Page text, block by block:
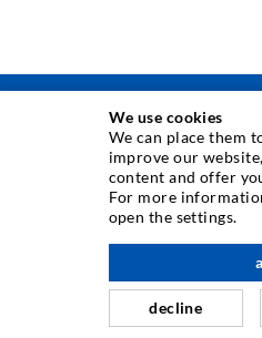
ИНЪЕКЦИОННAЯ
Инъектирование трещин
Горизонтальная гидроизоляция
Противофильтрационная
Капитальный ремонт швов
We use cookies
We can place them
improve our
content and offer
For more
open the settings.
decline